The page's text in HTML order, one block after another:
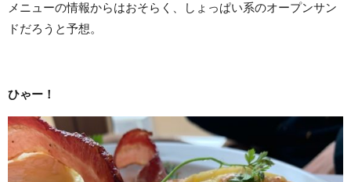
メニューの情報からはおそらく、しょっぱい系のオープンサン
ドだろうと予想。
ひゃー！